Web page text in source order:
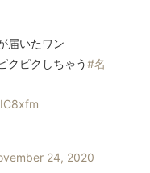
届いたワン
クピクしちゃう#名
24, 2020